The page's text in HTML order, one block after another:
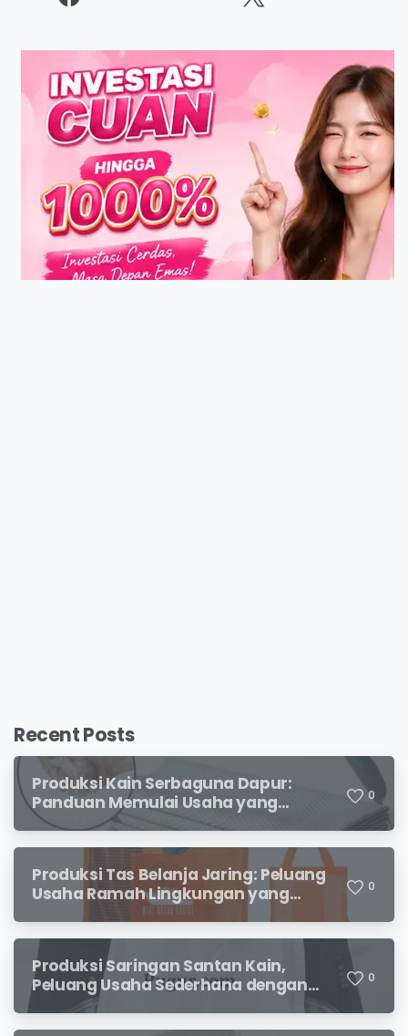
Recent Posts
Produksi Kain Serbaguna Dapur:
Panduan Memulai Usaha yang
Menjanjikan untuk Pebisnis Pemula
0
Produksi Tas Belanja Jaring: Peluang
Usaha Ramah Lingkungan yang
0
Produksi Saringan Santan Kain,
Peluang Usaha Sederhana dengan
Permintaan yang Terus Meningkat
0